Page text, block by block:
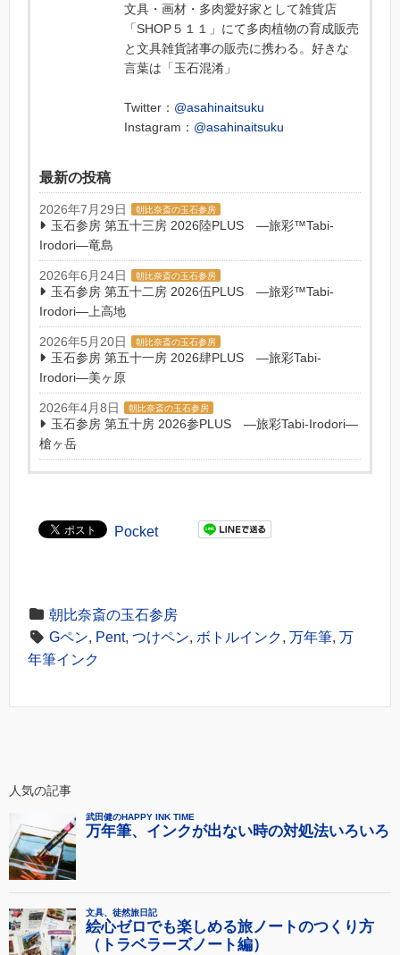
文具・画材・多肉愛好家として雑貨店
「SHOP５１１」にて多肉植物の育成販売
と文具雑貨諸事の販売に携わる。好きな
言葉は「玉石混淆」
Twitter： @asahinaitsuku
Instagram： @asahinaitsuku
最新の投稿
2026年7月29日 朝比奈斎の玉石参房
玉石参房 第五十三房 2026陸PLUS ―旅彩™Tabi-
Irodori―竜島
2026年6月24日 朝比奈斎の玉石参房
玉石参房 第五十二房 2026伍PLUS ―旅彩™Tabi-
Irodori―上高地
2026年5月20日 朝比奈斎の玉石参房
玉石参房 第五十一房 2026肆PLUS ―旅彩Tabi-
Irodori―美ヶ原
2026年4月8日 朝比奈斎の玉石参房
玉石参房 第五十房 2026参PLUS ―旅彩Tabi-Irodori―
槍ヶ岳
Pocket
朝比奈斎の玉石参房
Gペン, Pent, つけペン, ボトルインク, 万年筆, 万
年筆インク
人気の記事